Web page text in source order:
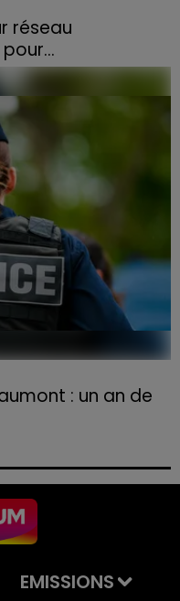
réseau
de départs de feu,
a lancé un appel
venir en aide...
: un an de
véhicule.
EMISSIONS